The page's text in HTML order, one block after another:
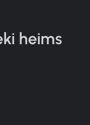
heims